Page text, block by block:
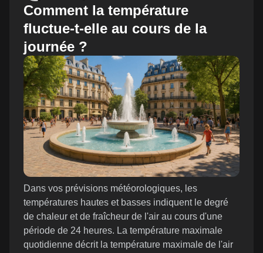
Comment la température
fluctue-t-elle au cours de la
journée ?
Dans vos prévisions météorologiques, les
températures hautes et basses indiquent le degré
de chaleur et de fraîcheur de l'air au cours d'une
période de 24 heures. La température maximale
quotidienne décrit la température maximale de l'air